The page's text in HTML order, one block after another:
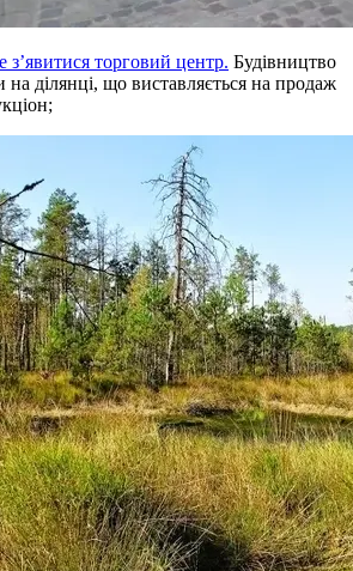
торговий центр. Будівництво
на ділянці, що виставляється на продаж